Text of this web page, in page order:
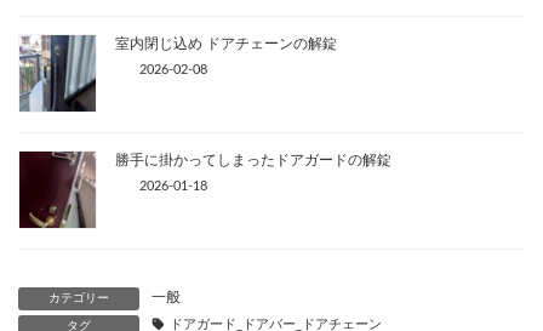
室内閉じ込め ドアチェーンの解錠
2026-02-08
勝手に掛かってしまったドアガードの解錠
2026-01-18
カテゴリー 一般
タグ ドアガード_ドアバー_ドアチェーン